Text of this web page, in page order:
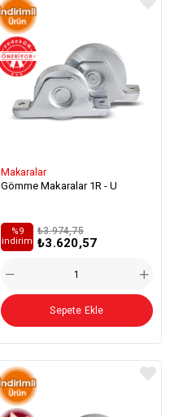
Makaralar
Gömme Makaralar 1R - U
₺3.620,57
₺3.974,75
%9
i̇ndirim
Sepete Ekle